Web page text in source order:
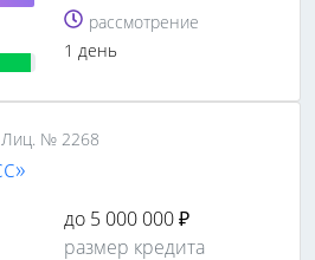
рассмотрение
1 день
Лиц. № 2268
до 5 000 000 ₽
размер кредита